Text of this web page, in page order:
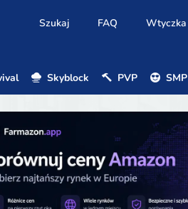
Szukaj FAQ Wtyczka
Skyblock PVP SMP